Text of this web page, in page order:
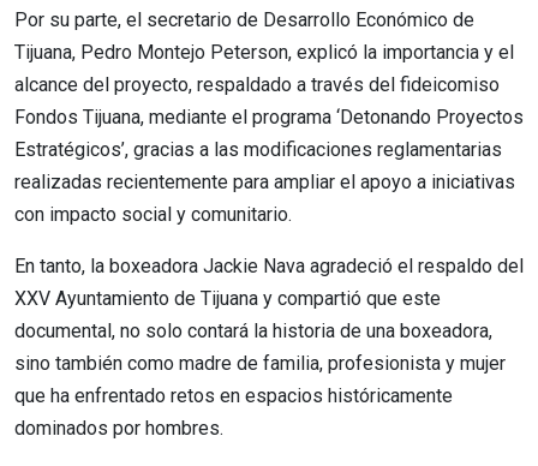
Por su parte, el secretario de Desarrollo Económico de
Tijuana, Pedro Montejo Peterson, explicó la importancia y el
alcance del proyecto, respaldado a través del fideicomiso
Fondos Tijuana, mediante el programa ‘Detonando Proyectos
Estratégicos’, gracias a las modificaciones reglamentarias
realizadas recientemente para ampliar el apoyo a iniciativas
con impacto social y comunitario.
En tanto, la boxeadora Jackie Nava agradeció el respaldo del
XXV Ayuntamiento de Tijuana y compartió que este
documental, no solo contará la historia de una boxeadora,
sino también como madre de familia, profesionista y mujer
que ha enfrentado retos en espacios históricamente
dominados por hombres.